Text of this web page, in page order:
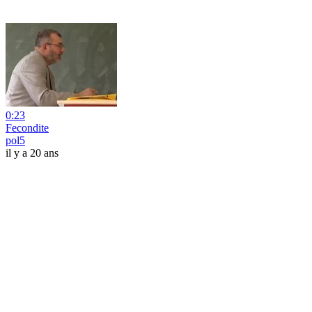
0:23
Fecondite
pol5
il y a 20 ans